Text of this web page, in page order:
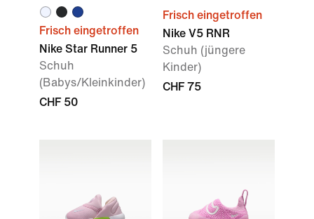
Frisch eingetroffen
Nike Star Runner 5
Schuh
(Babys/Kleinkinder)
CHF 50
Frisch eingetroffen
Nike V5 RNR
Schuh (jüngere
Kinder)
CHF 75